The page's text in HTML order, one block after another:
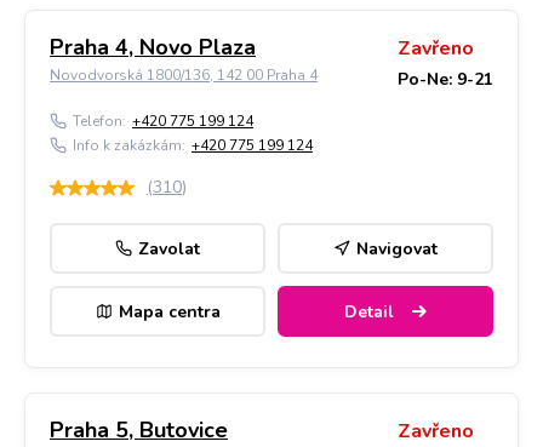
Praha 4, Novo Plaza
Novodvorská 1800/136, 142 00 Praha 4
Zavřeno
Po-Ne: 9-21
Telefon: +420 775 199 124
Info k zakázkám: +420 775 199 124
(310)
Zavolat Navigovat
Mapa centra Detail
Praha 5, Butovice Zavřeno